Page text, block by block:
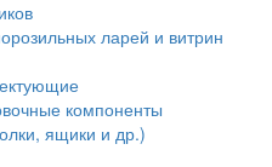
ларей и витрин
компоненты
ящики и др.)